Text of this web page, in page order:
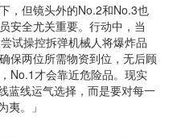
，但镜头外的No.2和No.3也
安全尤关重要。行动中，当
试操控拆弹机械人将爆炸品
保两位所需物资到位，无后顾
No.1才会靠近危险品。现实
线运气选择，而是要对每一
夷。」